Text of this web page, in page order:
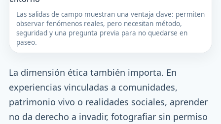
Las salidas de campo muestran una ventaja clave: permiten
observar fenómenos reales, pero necesitan método,
seguridad y una pregunta previa para no quedarse en
paseo.
La dimensión ética también importa. En
experiencias vinculadas a comunidades,
patrimonio vivo o realidades sociales, aprender
no da derecho a invadir, fotografiar sin permiso